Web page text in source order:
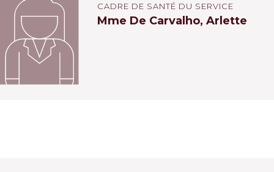
CADRE DE SANTÉ DU SERVICE
Mme De Carvalho, Arlette